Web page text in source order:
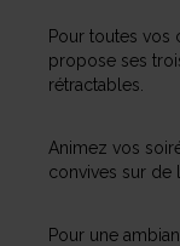
Pour toutes vos
propose ses
rétractables.
Animez vos
convives sur de
Pour une